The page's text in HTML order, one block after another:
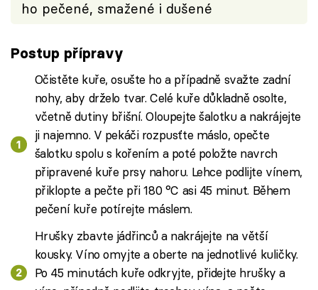
ho pečené, smažené i dušené
Postup přípravy
Očistěte kuře, osušte ho a případně svažte zadní
nohy, aby drželo tvar. Celé kuře důkladně osolte,
včetně dutiny břišní. Oloupejte šalotku a nakrájejte
ji najemno. V pekáči rozpusťte máslo, opečte
šalotku spolu s kořením a poté položte navrch
připravené kuře prsy nahoru. Lehce podlijte vínem,
přiklopte a pečte při 180 °C asi 45 minut. Během
pečení kuře potírejte máslem.
Hrušky zbavte jádřinců a nakrájejte na větší
kousky. Víno omyjte a oberte na jednotlivé kuličky.
Po 45 minutách kuře odkryjte, přidejte hrušky a